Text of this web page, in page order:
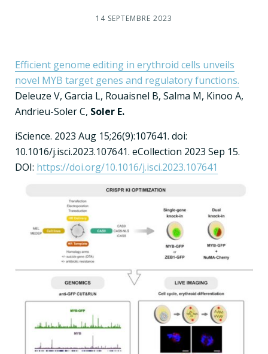
14 SEPTEMBRE 2023
Efficient genome editing in erythroid cells unveils
novel MYB target genes and regulatory functions.
Deleuze V, Garcia L, Rouaisnel B, Salma M, Kinoo A,
Andrieu-Soler C, Soler E.
iScience. 2023 Aug 15;26(9):107641. doi:
10.1016/j.isci.2023.107641. eCollection 2023 Sep 15.
DOI: https://doi.org/10.1016/j.isci.2023.107641